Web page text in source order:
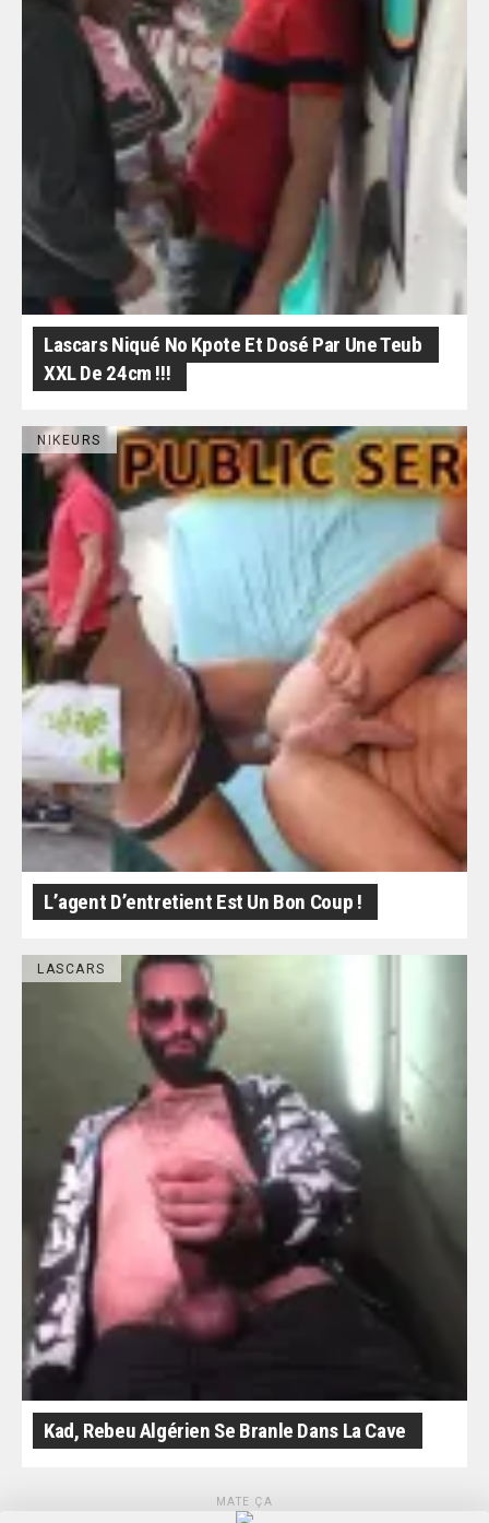
Lascars Niqué No Kpote Et Dosé Par Une Teub
XXL De 24cm !!!
NIKEURS
L’agent D’entretient Est Un Bon Coup !
LASCARS
Kad, Rebeu Algérien Se Branle Dans La Cave
MATE ÇA